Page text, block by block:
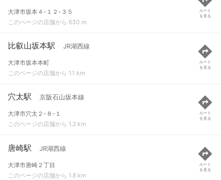
大津市坂本４-１２-３５
このページの店舗から 630 m
ルート
を見る
比叡山坂本駅 JR湖西線
大津市坂本本町
このページの店舗から 1.1 km
ルート
を見る
穴太駅 京阪石山坂本線
大津市穴太２-８-１
このページの店舗から 1.2 km
ルート
を見る
唐崎駅 JR湖西線
大津市唐崎２丁目
このページの店舗から 1.8 km
ルート
を見る